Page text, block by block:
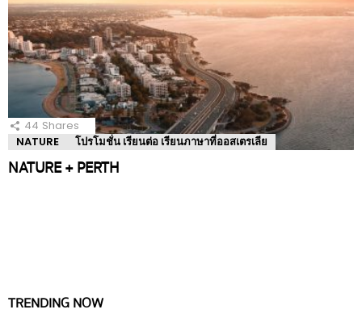
44 Shares
NATURE
โปรโมชั่น เรียนต่อ เรียนภาษาที่ออสเตรเลีย
NATURE + PERTH
TRENDING NOW